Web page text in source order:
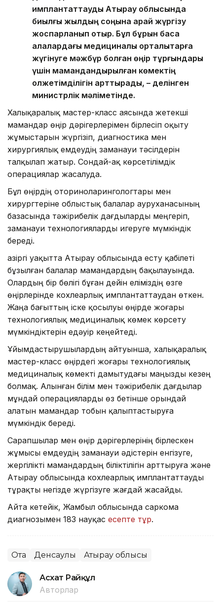
имплантаттауды Атырау облысында
биылғы жылдың соңына қарай жүргізу
жоспарланып отыр. Бұл бұрын басқа
қалалардағы медициналық орталықтарға
жүгінуге мәжбүр болған өңір тұрғындары
үшін мамандандырылған көмектің
қолжетімділігін арттырады, – делінген
министрлік мәліметінде.
Халықаралық мастер-класс аясында жетекші
мамандар өңір дәрігерлерімен бірлесіп оқыту
жұмыстарын жүргізіп, диагностика мен
хирургиялық емдеудің заманауи тәсілдерін
талқылап жатыр. Сондай-ақ көрсетілімдік
операциялар жасалуда.
Бұл өңірдің оториноларингологтары мен
хирургтеріне облыстық балалар ауруханасының
базасында тәжірибелік дағдыларды меңгеріп,
заманауи технологияларды игеруге мүмкіндік
береді.
Қазіргі уақытта Атырау облысында есту қабілеті
бұзылған балалар мамандардың бақылауында.
Олардың бір бөлігі бұған дейін еліміздің өзге
өңірлерінде кохлеарлық имплантаттаудан өткен.
Жаңа бағыттың іске қосылуы өңірде жоғары
технологиялық медициналық көмек көрсету
мүмкіндіктерін едәуір кеңейтеді.
Ұйымдастырушылардың айтуынша, халықаралық
мастер-класс өңірдегі жоғары технологиялық
медициналық көмекті дамытудағы маңызды кезең
болмақ. Алынған білім мен тәжірибелік дағдылар
мұндай операцияларды өз бетінше орындай
алатын мамандар тобын қалыптастыруға
мүмкіндік береді.
Сарапшылар мен өңір дәрігерлерінің бірлескен
жұмысы емдеудің заманауи әдістерін енгізуге,
жергілікті мамандардың біліктілігін арттыруға және
Атырау облысында кохлеарлық имплантаттауды
тұрақты негізде жүргізуге жағдай жасайды.
Айта кетейік, Жамбыл облысында саркома
диагнозымен 183 науқас есепте тұр.
Ота Денсаулық Атырау облысы
Асхат Райқұл
Авторлар